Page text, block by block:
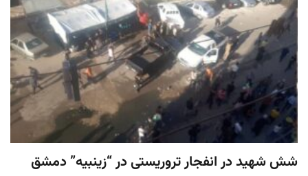
شش شهید در انفجار تروریستی در “زینبیه” دمشق